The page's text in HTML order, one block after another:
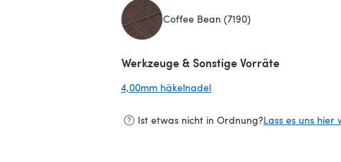
Coffee Bean (7190)
Werkzeuge & Sonstige Vorräte
4,00mm häkelnadel
Ist etwas nicht in Ordnung?Lass es uns hier